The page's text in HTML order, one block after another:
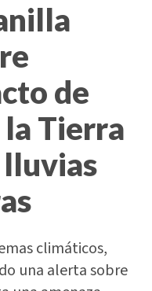
de
Tierra
climáticos,
una alerta sobre